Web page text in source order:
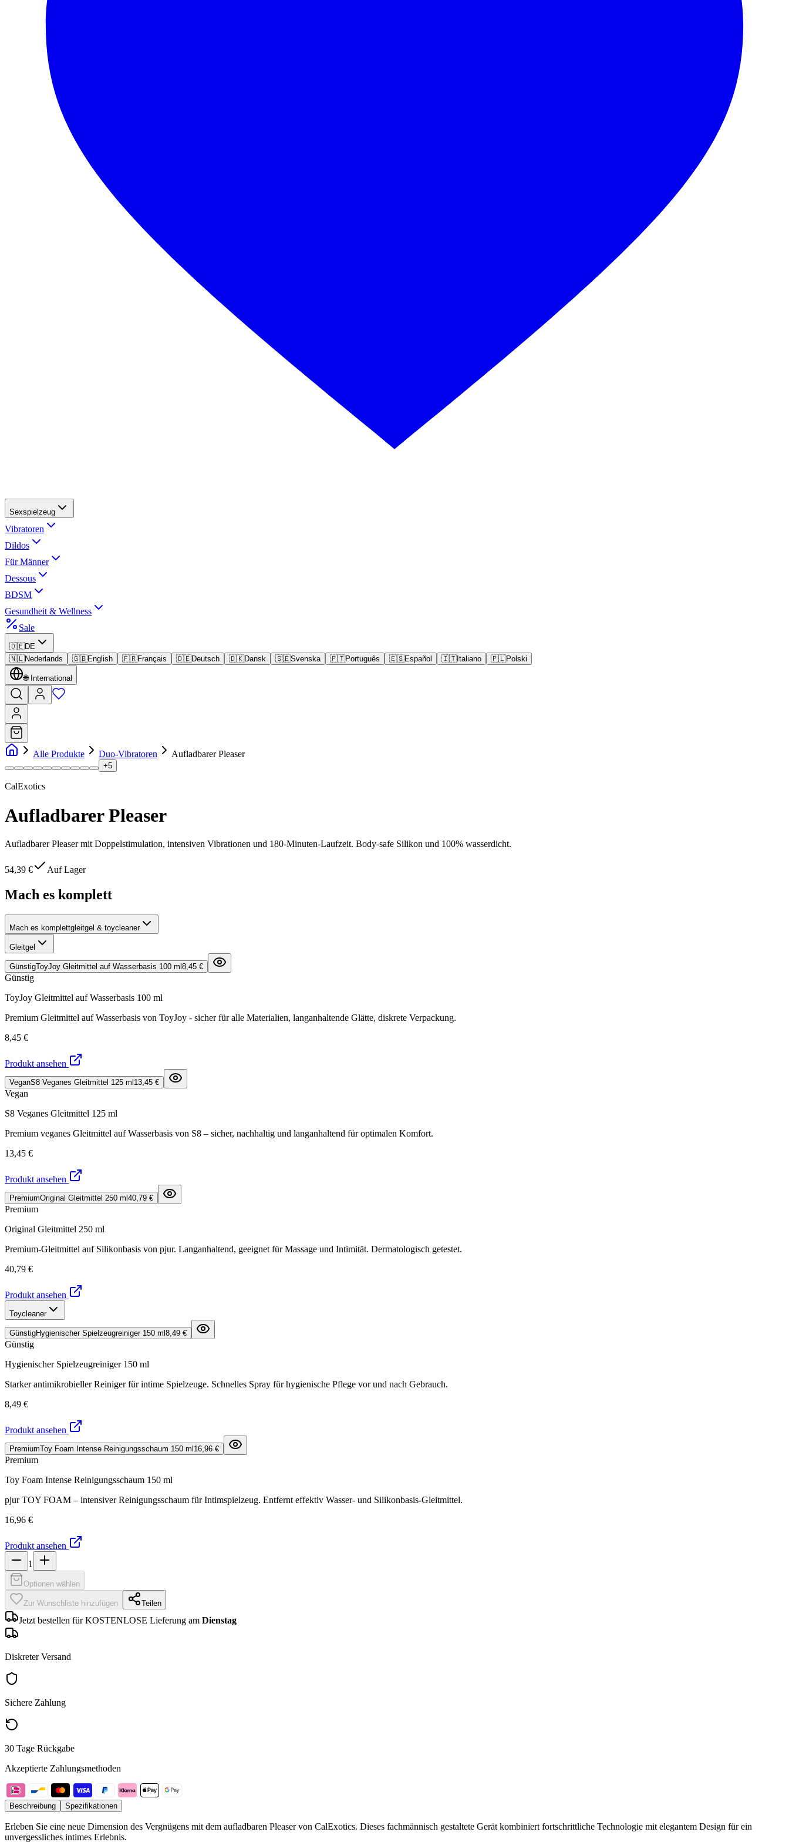
Sexspielzeug
Vibratoren
Dildos
Für Männer
Dessous
BDSM
Gesundheit & Wellness
Sale
🇩🇪DE
🇳🇱Nederlands 🇬🇧English 🇫🇷Français 🇩🇪Deutsch 🇩🇰Dansk 🇸🇪Svenska 🇵🇹Português 🇪🇸Español 🇮🇹Italiano 🇵🇱Polski
🌐 International
Alle Produkte Duo-Vibratoren Aufladbarer Pleaser
+5
CalExotics
Aufladbarer Pleaser
Aufladbarer Pleaser mit Doppelstimulation, intensiven Vibrationen und 180-Minuten-Laufzeit. Body-safe Silikon und 100% wasserdicht.
54,39 € Auf Lager
Mach es komplett
Mach es komplettgleitgel & toycleaner
Gleitgel
GünstigToyJoy Gleitmittel auf Wasserbasis 100 ml 8,45 €
Günstig
ToyJoy Gleitmittel auf Wasserbasis 100 ml
Premium Gleitmittel auf Wasserbasis von ToyJoy - sicher für alle Materialien, langanhaltende Glätte, diskrete Verpackung.
8,45 €
Produkt ansehen
VeganS8 Veganes Gleitmittel 125 ml 13,45 €
Vegan
S8 Veganes Gleitmittel 125 ml
Premium veganes Gleitmittel auf Wasserbasis von S8 – sicher, nachhaltig und langanhaltend für optimalen Komfort.
13,45 €
Produkt ansehen
PremiumOriginal Gleitmittel 250 ml 40,79 €
Premium
Original Gleitmittel 250 ml
Premium-Gleitmittel auf Silikonbasis von pjur. Langanhaltend, geeignet für Massage und Intimität. Dermatologisch getestet.
40,79 €
Produkt ansehen
Toycleaner
GünstigHygienischer Spielzeugreiniger 150 ml 8,49 €
Günstig
Hygienischer Spielzeugreiniger 150 ml
Starker antimikrobieller Reiniger für intime Spielzeuge. Schnelles Spray für hygienische Pflege vor und nach Gebrauch.
8,49 €
Produkt ansehen
PremiumToy Foam Intense Reinigungsschaum 150 ml 16,96 €
Premium
Toy Foam Intense Reinigungsschaum 150 ml
pjur TOY FOAM – intensiver Reinigungsschaum für Intimspielzeug. Entfernt effektiv Wasser- und Silikonbasis-Gleitmittel.
16,96 €
Produkt ansehen
1
Optionen wählen
Zur Wunschliste hinzufügen Teilen
Jetzt bestellen für KOSTENLOSE Lieferung am Dienstag
Diskreter Versand
Sichere Zahlung
30 Tage Rückgabe
Akzeptierte Zahlungsmethoden
Beschreibung Spezifikationen
Erleben Sie eine neue Dimension des Vergnügens mit dem aufladbaren Pleaser von CalExotics. Dieses fachmännisch gestaltete Gerät kombiniert fortschrittliche Technologie mit elegantem Design für ein
unvergessliches intimes Erlebnis.